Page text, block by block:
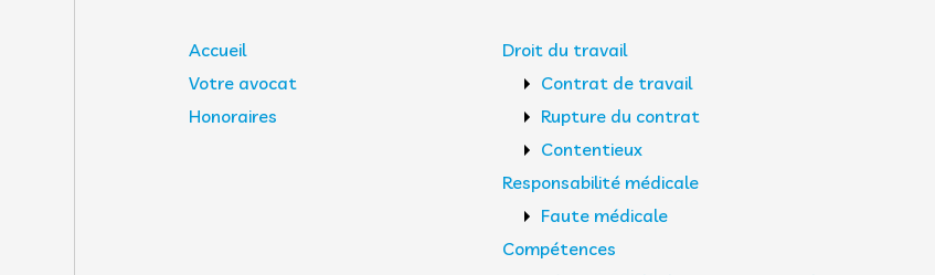
Accueil
Votre avocat
Honoraires
Droit du travail
Contrat de travail
Rupture du contrat
Contentieux
Responsabilité médicale
Faute médicale
Compétences